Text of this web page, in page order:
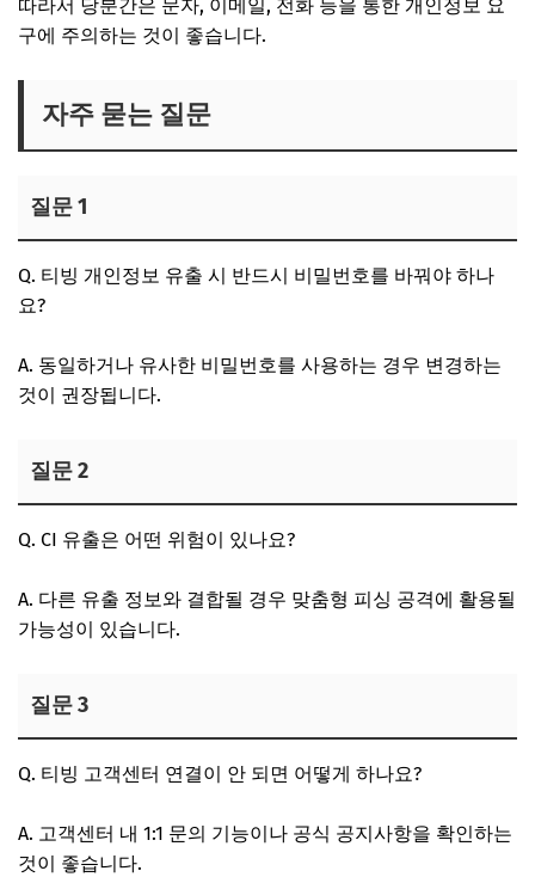
따라서 당분간은 문자, 이메일, 전화 등을 통한 개인정보 요
구에 주의하는 것이 좋습니다.
자주 묻는 질문
질문 1
Q. 티빙 개인정보 유출 시 반드시 비밀번호를 바꿔야 하나
요?
A. 동일하거나 유사한 비밀번호를 사용하는 경우 변경하는
것이 권장됩니다.
질문 2
Q. CI 유출은 어떤 위험이 있나요?
A. 다른 유출 정보와 결합될 경우 맞춤형 피싱 공격에 활용될
가능성이 있습니다.
질문 3
Q. 티빙 고객센터 연결이 안 되면 어떻게 하나요?
A. 고객센터 내 1:1 문의 기능이나 공식 공지사항을 확인하는
것이 좋습니다.